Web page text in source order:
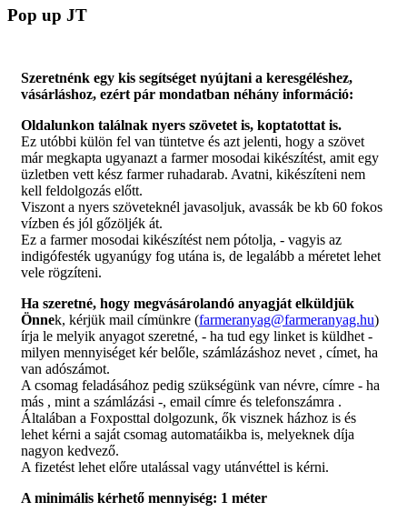
Pop up JT
Szeretnénk egy kis segítséget nyújtani a keresgéléshez,
vásárláshoz, ezért pár mondatban néhány információ:
Oldalunkon találnak nyers szövetet is, koptatottat is.
Ez utóbbi külön fel van tüntetve és azt jelenti, hogy a szövet
már megkapta ugyanazt a farmer mosodai kikészítést, amit egy
üzletben vett kész farmer ruhadarab. Avatni, kikészíteni nem
kell feldolgozás előtt.
Viszont a nyers szöveteknél javasoljuk, avassák be kb 60 fokos
vízben és jól gőzöljék át.
Ez a farmer mosodai kikészítést nem pótolja, - vagyis az
indigófesték ugyanúgy fog utána is, de legalább a méretet lehet
vele rögzíteni.
Ha szeretné, hogy megvásárolandó anyagját elküldjük
Önnek, kérjük mail címünkre (farmeranyag@farmeranyag.hu)
írja le melyik anyagot szeretné, - ha tud egy linket is küldhet -
milyen mennyiséget kér belőle, számlázáshoz nevet , címet, ha
van adószámot.
A csomag feladásához pedig szükségünk van névre, címre - ha
más , mint a számlázási -, email címre és telefonszámra .
Általában a Foxposttal dolgozunk, ők visznek házhoz is és
lehet kérni a saját csomag automatáikba is, melyeknek díja
nagyon kedvező.
A fizetést lehet előre utalással vagy utánvéttel is kérni.
A minimális kérhető mennyiség: 1 méter